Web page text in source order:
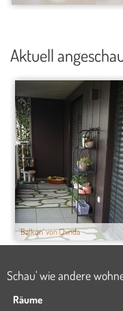
Aktuell
'Balkon' von Chinda
Schau' wie andere
Räume